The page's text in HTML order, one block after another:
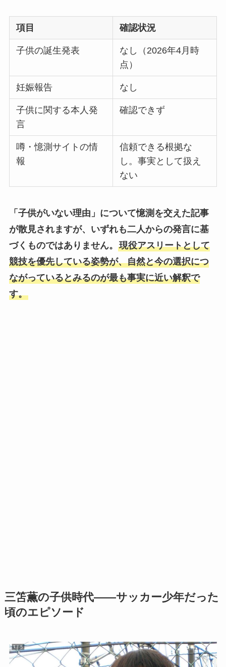
項目 確認状況
子供の誕生発表
なし（2026年4月時
点）
妊娠報告 なし
子供に関する本人発
言
確認できず
噂・憶測サイトの情
報
信頼できる根拠な
し。事実として扱え
ない
「子供がいない理由」について憶測を交えた記事
が散見されますが、いずれも二人からの発言に基
づくものではありません。 現役アスリートとして
競技を優先している姿勢が、自然と今の選択につ
ながっているとみるのが最も事実に近い解釈で
す。
三笘薫の子供時代——サッカー少年だった
頃のエピソード